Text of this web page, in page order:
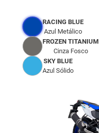
RACING BLUE
Azul Metálico
FROZEN TITANIUM
Cinza Fosco
SKY BLUE
Azul Sólido